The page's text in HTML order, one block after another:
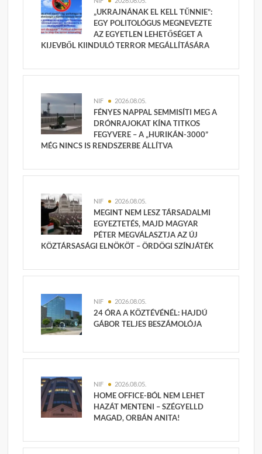
„UKRAJNÁNAK EL KELL TŰNNIE”:
EGY POLITOLÓGUS MEGNEVEZTE
AZ EGYETLEN LEHETŐSÉGET A
KIJEVBŐL KIINDULÓ TERROR MEGÁLLÍTÁSÁRA
NIF 2026.08.05.
FÉNYES NAPPAL SEMMISÍTI MEG A
DRÓNRAJOKAT KÍNA TITKOS
FEGYVERE – A „HURIKÁN-3000”
MÉG NINCS IS RENDSZERBE ÁLLÍTVA
NIF 2026.08.05.
MEGINT NEM LESZ TÁRSADALMI
EGYEZTETÉS, MAJD MAGYAR
PÉTER MEGVÁLASZTJA AZ ÚJ
KÖZTÁRSASÁGI ELNÖKÖT – ÖRDÖGI SZÍNJÁTÉK
NIF 2026.08.05.
24 ÓRA A KÖZTÉVÉNÉL: HAJDÚ
GÁBOR TELJES BESZÁMOLÓJA
NIF 2026.08.05.
HOME OFFICE-BÓL NEM LEHET
HAZÁT MENTENI – SZÉGYELLD
MAGAD, ORBÁN ANITA!